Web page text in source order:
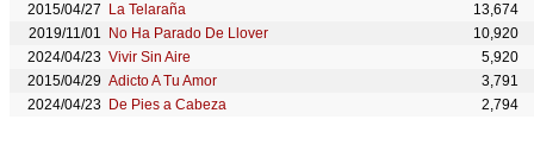
2015/04/27
La Telaraña
13,674
2019/11/01
No Ha Parado De Llover
10,920
2024/04/23 Vivir Sin Aire
5,920
2015/04/29 Adicto A Tu Amor
3,791
2024/04/23 De Pies a Cabeza 2,794